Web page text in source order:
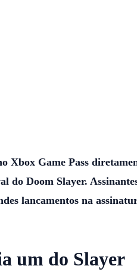
Game Pass
do Doom Slayer.
lancamentos na
um do Slayer